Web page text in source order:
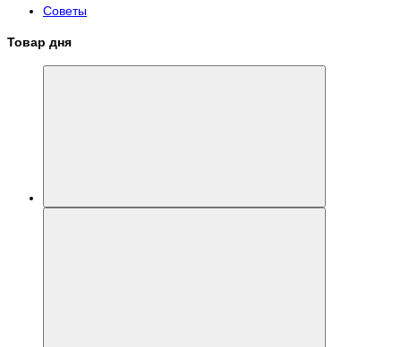
Советы
Товар дня